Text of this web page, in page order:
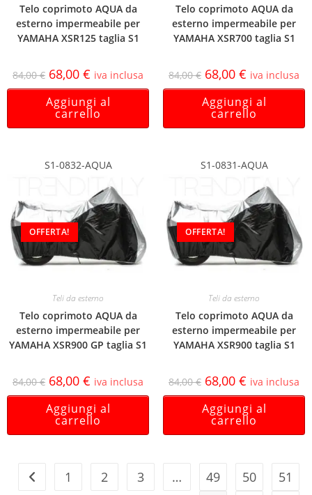
Telo coprimoto AQUA da
esterno impermeabile per
YAMAHA XSR125 taglia S1
84,00€ 68,00 € iva inclusa
Aggiungi al
carrello
Telo coprimoto AQUA da
esterno impermeabile per
YAMAHA XSR700 taglia S1
84,00€ 68,00 € iva inclusa
Aggiungi al
carrello
S1-0832-AQUA
OFFERTA!
Teli da esterno
Telo coprimoto AQUA da
esterno impermeabile per
YAMAHA XSR900 GP taglia S1
84,00€ 68,00 € iva inclusa
Aggiungi al
carrello
S1-0831-AQUA
OFFERTA!
Teli da esterno
Telo coprimoto AQUA da
esterno impermeabile per
YAMAHA XSR900 taglia S1
84,00€ 68,00 € iva inclusa
Aggiungi al
carrello
1 2 3 … 49 50
51